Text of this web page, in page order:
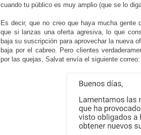
cuando tu público es muy amplio (que se lo
Es decir, que no creo que haya mucha
que si lanzas una oferta agresiva, lo que
baja su suscripción para aprovechar la nueva
baja por el cabreo. Pero clientes
por las quejas, Salvat envía el siguiente correo: